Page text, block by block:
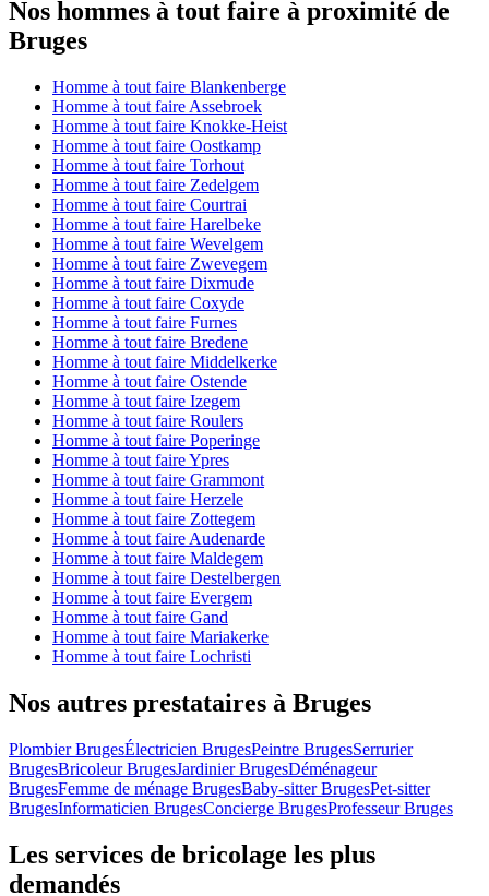
Nos hommes à tout faire à proximité de
Bruges
Homme à tout faire Blankenberge
Homme à tout faire Assebroek
Homme à tout faire Knokke-Heist
Homme à tout faire Oostkamp
Homme à tout faire Torhout
Homme à tout faire Zedelgem
Homme à tout faire Courtrai
Homme à tout faire Harelbeke
Homme à tout faire Wevelgem
Homme à tout faire Zwevegem
Homme à tout faire Dixmude
Homme à tout faire Coxyde
Homme à tout faire Furnes
Homme à tout faire Bredene
Homme à tout faire Middelkerke
Homme à tout faire Ostende
Homme à tout faire Izegem
Homme à tout faire Roulers
Homme à tout faire Poperinge
Homme à tout faire Ypres
Homme à tout faire Grammont
Homme à tout faire Herzele
Homme à tout faire Zottegem
Homme à tout faire Audenarde
Homme à tout faire Maldegem
Homme à tout faire Destelbergen
Homme à tout faire Evergem
Homme à tout faire Gand
Homme à tout faire Mariakerke
Homme à tout faire Lochristi
Nos autres prestataires à Bruges
Plombier BrugesÉlectricien BrugesPeintre BrugesSerrurier
BrugesBricoleur BrugesJardinier BrugesDéménageur
BrugesFemme de ménage BrugesBaby-sitter BrugesPet-sitter
BrugesInformaticien BrugesConcierge BrugesProfesseur Bruges
Les services de bricolage les plus
demandés